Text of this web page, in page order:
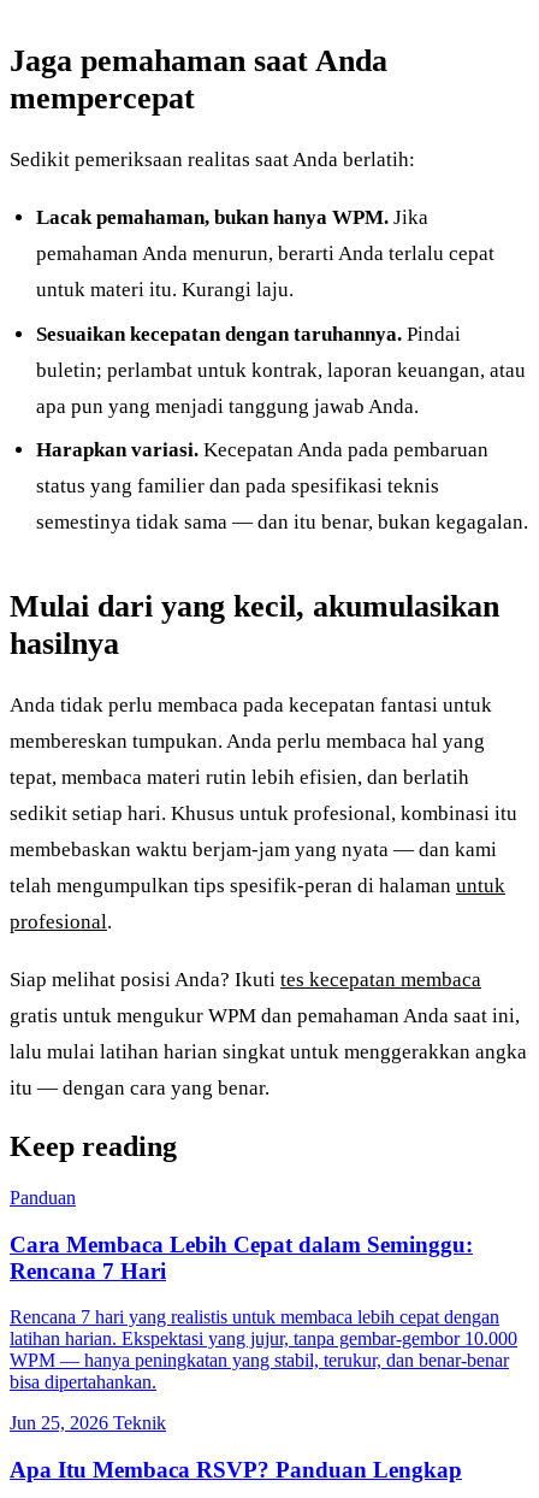
Jaga pemahaman saat Anda
mempercepat
Sedikit pemeriksaan realitas saat Anda berlatih:
Lacak pemahaman, bukan hanya WPM. Jika
pemahaman Anda menurun, berarti Anda terlalu cepat
untuk materi itu. Kurangi laju.
Sesuaikan kecepatan dengan taruhannya. Pindai
buletin; perlambat untuk kontrak, laporan keuangan, atau
apa pun yang menjadi tanggung jawab Anda.
Harapkan variasi. Kecepatan Anda pada pembaruan
status yang familier dan pada spesifikasi teknis
semestinya tidak sama — dan itu benar, bukan kegagalan.
Mulai dari yang kecil, akumulasikan
hasilnya
Anda tidak perlu membaca pada kecepatan fantasi untuk
membereskan tumpukan. Anda perlu membaca hal yang
tepat, membaca materi rutin lebih efisien, dan berlatih
sedikit setiap hari. Khusus untuk profesional, kombinasi itu
membebaskan waktu berjam-jam yang nyata — dan kami
telah mengumpulkan tips spesifik-peran di halaman untuk
profesional.
Siap melihat posisi Anda? Ikuti tes kecepatan membaca
gratis untuk mengukur WPM dan pemahaman Anda saat ini,
lalu mulai latihan harian singkat untuk menggerakkan angka
itu — dengan cara yang benar.
Keep reading
Panduan
Cara Membaca Lebih Cepat dalam Seminggu:
Rencana 7 Hari
Rencana 7 hari yang realistis untuk membaca lebih cepat dengan
latihan harian. Ekspektasi yang jujur, tanpa gembar-gembor 10.000
WPM — hanya peningkatan yang stabil, terukur, dan benar-benar
bisa dipertahankan.
Jun 25, 2026 Teknik
Apa Itu Membaca RSVP? Panduan Lengkap